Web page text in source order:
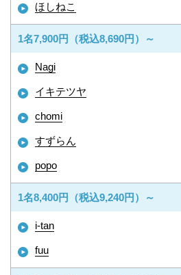
ほしねこ
1名7,900円（税込8,690円）～
Nagi
イキテツヤ
chomi
すずらん
popo
1名8,400円（税込9,240円）～
i-tan
fuu